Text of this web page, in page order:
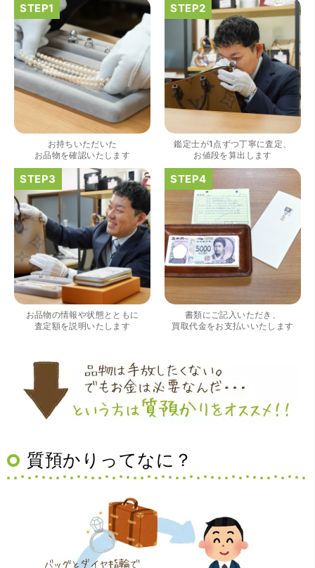
（大阪府大阪市）きれいにして頂いたうえで質入れ金額を
出していただいたのが初めてで感動しました。
（大阪府大阪市）すごく丁寧に対応して頂きました。 ホー
ムページの皆様の評価がとても良かったので、質屋自体初
めての利用でしたが、対応して頂きました担当の方もすご
く良かったです。 これから質屋をご利用される方は是非オ
ススメです。
やすくとても良い時間になりました!!満足出来る買取です。
本当に有難う御座います!!
お持ちいただいた
お品物を確認いたします
鑑定士が1点ずつ丁寧に査定、
お値段を算出します
お品物の情報や状態とともに
査定額を説明いたします
書類にご記入いただき、
買取代金をお支払いいたします
質預かりってなに？